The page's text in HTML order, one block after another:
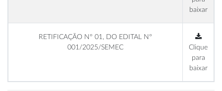
baixar
RETIFICAÇÃO Nº 01, DO EDITAL Nº
001/2025/SEMEC
Clique
para
baixar